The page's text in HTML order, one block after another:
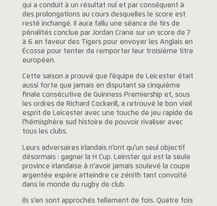
qui a conduit à un résultat nul et par conséquent à
des prolongations au cours desquelles le score est
resté inchangé. Il aura fallu une séance de tirs de
pénalités conclue par Jordan Crane sur un score de 7
à 6 en faveur des Tigers pour envoyer les Anglais en
Écosse pour tenter de remporter leur troisième titre
européen.
Cette saison a prouvé que l’équipe de Leicester était
aussi forte que jamais en disputant sa cinquième
finale consécutive de Guinness Premiership et, sous
les ordres de Richard Cockerill, a retrouvé le bon vieil
esprit de Leicester avec une touche de jeu rapide de
l’hémisphère sud histoire de pouvoir rivaliser avec
tous les clubs.
Leurs adversaires irlandais n’ont qu’un seul objectif
désormais : gagner la H Cup. Leinster qui est la seule
province irlandaise à n’avoir jamais soulevé la coupe
argentée espère atteindre ce zénith tant convoité
dans le monde du rugby de club.
Ils s’en sont approchés tellement de fois. Quatre fois